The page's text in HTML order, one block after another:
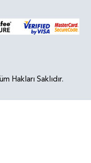
Hakları Saklıdır.